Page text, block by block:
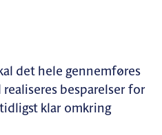
det hele gennemføres
besparelser for
klar omkring